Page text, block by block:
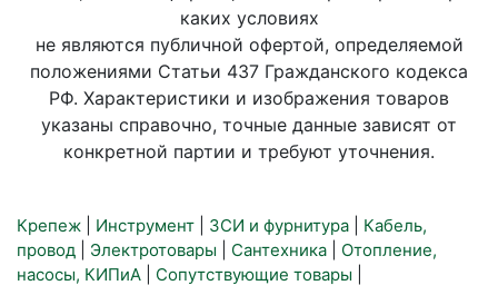
каких условиях
не являются публичной офертой, определяемой
положениями Статьи 437 Гражданского кодекса
РФ. Характеристики и изображения товаров
указаны справочно, точные данные зависят от
конкретной партии и требуют уточнения.
Крепеж Инструмент ЗСИ и фурнитура
Кабель,
провод
Электротовары Сантехника
Отопление,
насосы, КИПиА
Сопутствующие товары